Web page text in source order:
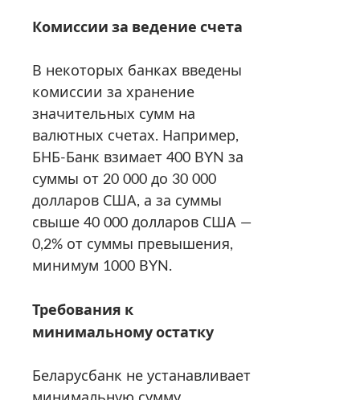
Комиссии за ведение счета
В некоторых банках введены
комиссии за хранение
значительных сумм на
валютных счетах. Например,
БНБ-Банк взимает 400 BYN за
суммы от 20 000 до 30 000
долларов США, а за суммы
свыше 40 000 долларов США —
0,2% от суммы превышения,
минимум 1000 BYN.
Требования к
минимальному остатку
Беларусбанк не устанавливает